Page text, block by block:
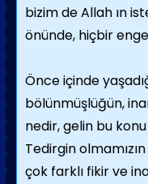
bizim de Allah ın
önünde, hiçbir
Önce içinde
bölünmüşlüğün,
nedir, gelin bu
Tedirgin
çok farklı fikir ve